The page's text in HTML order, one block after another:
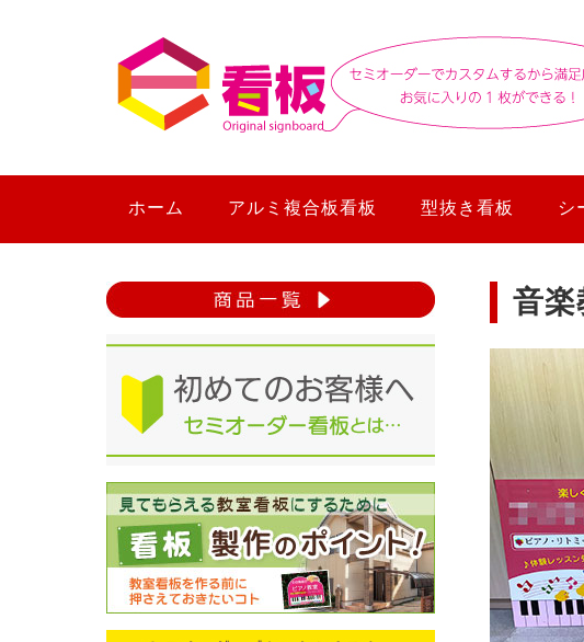
ホーム アルミ複合板看板 型抜き看板 シ
音楽